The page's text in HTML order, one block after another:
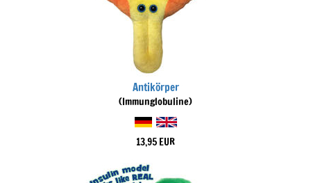
Antikörper
(Immunglobuline)
13,95 EUR